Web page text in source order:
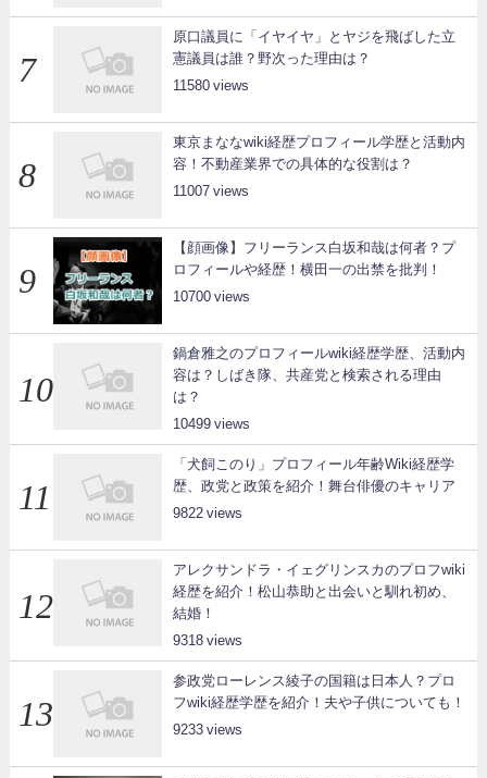
原口議員に「イヤイヤ」とヤジを飛ばした立
憲議員は誰？野次った理由は？
11580
東京まななwiki経歴プロフィール学歴と活動内
容！不動産業界での具体的な役割は？
11007
【顔画像】フリーランス白坂和哉は何者？プ
ロフィールや経歴！横田一の出禁を批判！
10700
鍋倉雅之のプロフィールwiki経歴学歴、活動内
容は？しばき隊、共産党と検索される理由
は？
10499
「犬飼このり」プロフィール年齢Wiki経歴学
歴、政党と政策を紹介！舞台俳優のキャリア
9822
アレクサンドラ・イェグリンスカのプロフwiki
経歴を紹介！松山恭助と出会いと馴れ初め、
結婚！
9318
参政党ローレンス綾子の国籍は日本人？プロ
フwiki経歴学歴を紹介！夫や子供についても！
9233